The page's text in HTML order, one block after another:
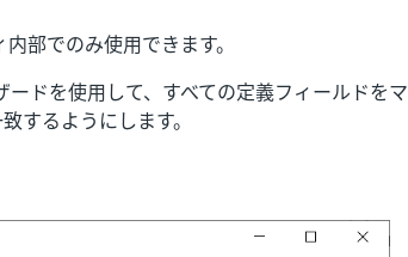
部でのみ使用できます。
ードを使用して、すべての定義フィールドをマ
するようにします。